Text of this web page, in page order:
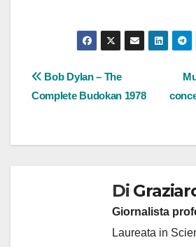
Navigazione
articoli
Bob Dylan – The
Complete Budokan 1978
Di
Giornalista
Laureata in